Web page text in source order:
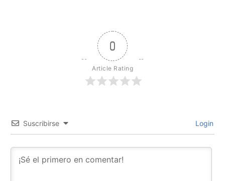
0
Article Rating
Suscribirse Login